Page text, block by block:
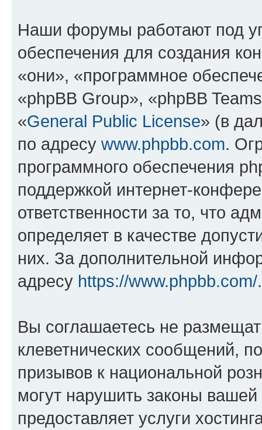
Наши форумы работают под
обеспечения для создания
«они», «программное
«phpBB Group», «phpBB
«General Public License» (в
по адресу www.phpbb.com.
программного обеспечения
поддержкой интернет-
ответственности за то, что
определяет в качестве
них. За дополнительной
адресу https://www.phpbb.com/.
Вы соглашаетесь не
клеветнических сообщений,
призывов к национальной
могут нарушить законы
предоставляет услуги